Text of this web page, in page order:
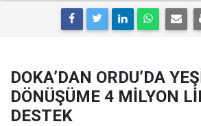
DOKA’DAN ORDU’DA
DÖNÜŞÜME 4 MİLYON
DESTEK